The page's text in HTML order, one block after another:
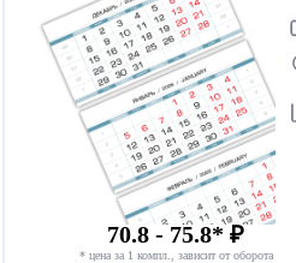
70.8 - 75.8* ₽
* цена за 1 компл., зависит от оборота